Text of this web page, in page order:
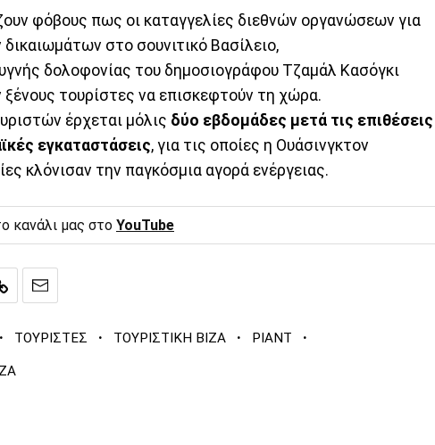
φόβους πως οι καταγγελίες διεθνών οργανώσεων για
στο σουνιτικό Βασίλειο,
δολοφονίας του δημοσιογράφου Τζαμάλ Κασόγκι
τουρίστες να επισκεφτούν τη χώρα.
έρχεται μόλις δύο εβδομάδες μετά τις επιθέσεις
εγκαταστάσεις, για τις οποίες η Ουάσινγκτον
κλόνισαν την παγκόσμια αγορά ενέργειας.
κανάλι μας στο YouTube
· ΤΟΥΡΙΣΤΕΣ · ΤΟΥΡΙΣΤΙΚΗ ΒΙΖΑ · ΡΙΑΝΤ ·